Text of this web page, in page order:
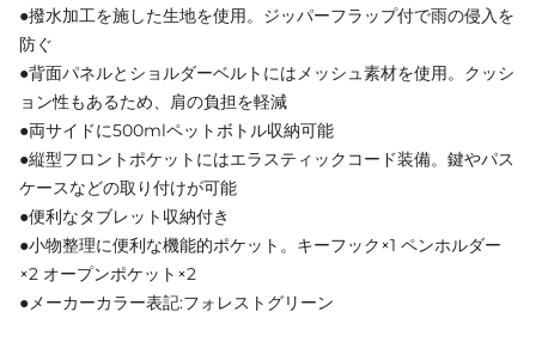
●撥水加工を施した生地を使用。ジッパーフラップ付で雨の侵入を
防ぐ
●背面パネルとショルダーベルトにはメッシュ素材を使用。クッシ
ョン性もあるため、肩の負担を軽減
●両サイドに500mlペットボトル収納可能
●縦型フロントポケットにはエラスティックコード装備。鍵やパス
ケースなどの取り付けが可能
●便利なタブレット収納付き
●小物整理に便利な機能的ポケット。キーフック×1 ペンホルダー
×2 オープンポケット×2
●メーカーカラー表記:フォレストグリーン